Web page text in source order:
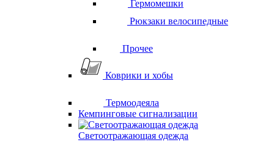
Гермомешки
Рюкзаки велосипедные
Прочее
Коврики и хобы
Термоодеяла
Кемпинговые сигнализации
Светоотражающая одежда